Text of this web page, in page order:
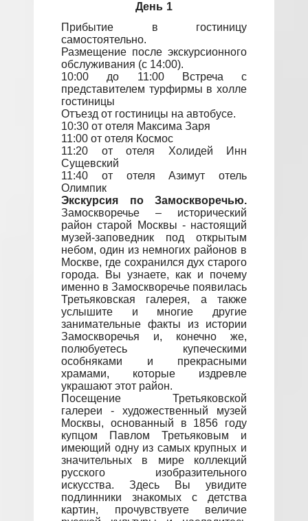
День 1
Прибытие в гостиницу
самостоятельно.
Размещение после экскурсионного
обслуживания (с 14:00).
10:00 до 11:00 Встреча с
представителем турфирмы в холле
гостиницы
Отъезд от гостиницы на автобусе.
10:30 от отеля Максима Заря
11:00 от отеля Космос
11:20 от отеля Холидей Инн
Сущевский
11:40 от отеля Азимут отель
Олимпик
Экскурсия по Замоскворечью.
Замоскворечье – исторический
район старой Москвы - настоящий
музей-заповедник под открытым
небом, один из немногих районов в
Москве, где сохранился дух старого
города. Вы узнаете, как и почему
именно в Замоскворечье появилась
Третьяковская галерея, а также
услышите и многие другие
занимательные факты из истории
Замоскворечья и, конечно же,
полюбуетесь купеческими
особняками и прекрасными
храмами, которые издревле
украшают этот район.
Посещение Третьяковской
галереи - художественный музей
Москвы, основанный в 1856 году
купцом Павлом Третьяковым и
имеющий одну из самых крупных и
значительных в мире коллекций
русского изобразительного
искусства. Здесь Вы увидите
подлинники знакомых с детства
картин, прочувствуете величие